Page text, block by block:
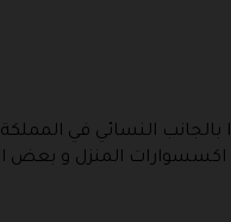
بالجانب النسائي في
اكسسوارات المنزل و بعض